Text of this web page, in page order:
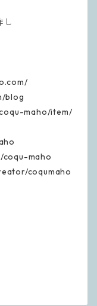
し
blog
maho/item/
coqu-maho
coqumaho